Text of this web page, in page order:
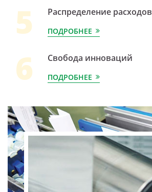
5 Распределение расходов
ПОДРОБНЕЕ
6 Свобода инноваций
ПОДРОБНЕЕ